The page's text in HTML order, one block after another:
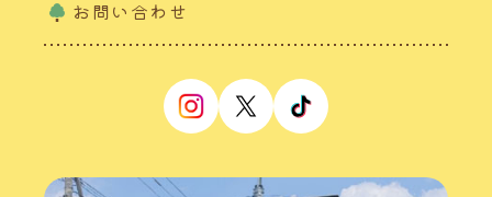
お問い合わせ